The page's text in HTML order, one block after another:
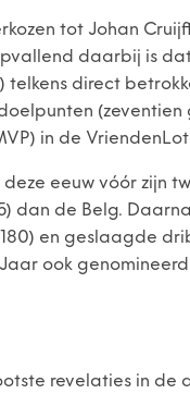
tot Johan
daarbij is
) telkens direct
in de
eeuw vóór zijn
dan de Belg.
en geslaagde
ook
revelaties in de